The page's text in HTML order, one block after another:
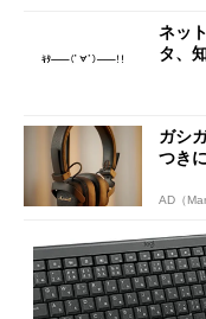
ネッ
タ、
ガシ
つき
AD（